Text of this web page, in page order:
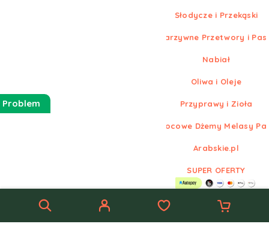
Słodycze i Przekąski
Warzywne Przetwory i
Nabiał
Oliwa i Oleje
Przyprawy i Zioła
Owocowe Dżemy Melasy
Arabskie.pl
SUPER OFERTY
Arabskie.pl
Problem